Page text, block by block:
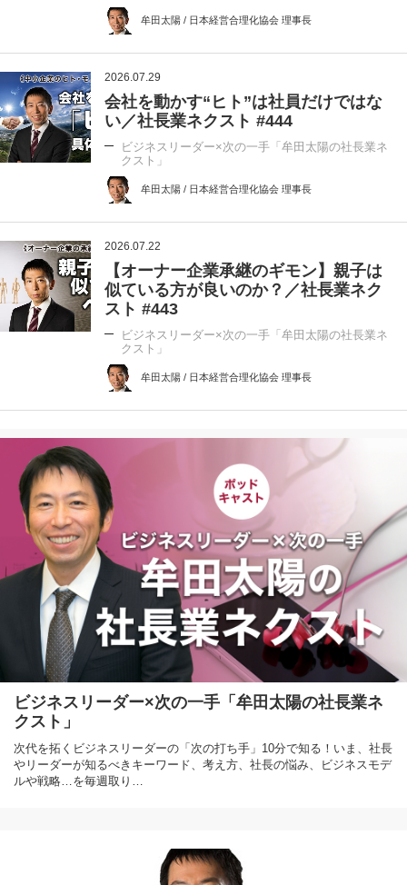
牟田太陽 / 日本経営合理化協会 理事長
2026.07.29
会社を動かす“ヒト”は社員だけではな
い／社長業ネクスト #444
ビジネスリーダー×次の一手「牟田太陽の社長業ネ
クスト」
牟田太陽 / 日本経営合理化協会 理事長
2026.07.22
【オーナー企業承継のギモン】親子は
似ている方が良いのか？／社長業ネク
スト #443
ビジネスリーダー×次の一手「牟田太陽の社長業ネ
クスト」
牟田太陽 / 日本経営合理化協会 理事長
ビジネスリーダー×次の一手「牟田太陽の社長業ネ
クスト」
次代を拓くビジネスリーダーの「次の打ち手」10分で知る！いま、社長
やリーダーが知るべきキーワード、考え方、社長の悩み、ビジネスモデ
ルや戦略…を毎週取り…